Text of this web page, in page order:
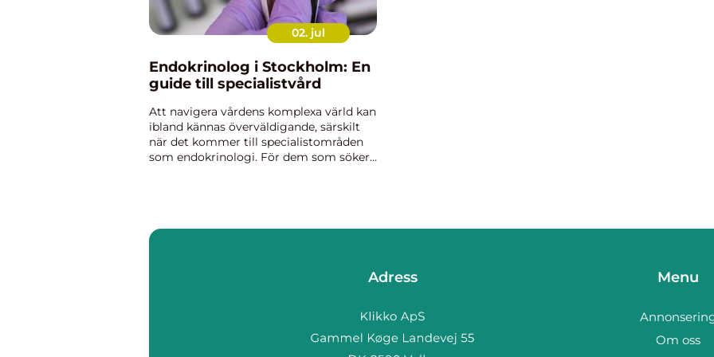
02. jul
Endokrinolog i Stockholm: En
guide till specialistvård
Att navigera vårdens komplexa värld kan
ibland kännas överväldigande, särskilt
när det kommer till specialistområden
som endokrinologi. För dem som söker
Adress Menu
Om oss